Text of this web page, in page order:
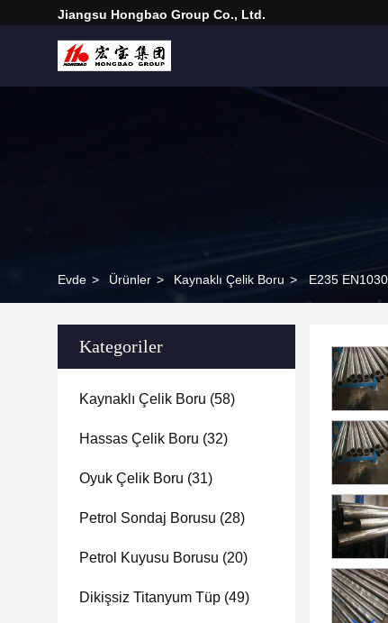
Jiangsu Hongbao Group Co., Ltd.
Evde > Ürünler > Kaynaklı Çelik Boru > E235
Kategoriler
Kaynaklı Çelik Boru (58)
Hassas Çelik Boru (32)
Oyuk Çelik Boru (31)
Petrol Sondaj Borusu (28)
Petrol Kuyusu Borusu (20)
Dikişsiz Titanyum Tüp (49)